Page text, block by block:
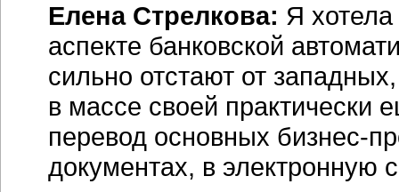
Елена Стрелкова: Я
аспекте банковской
сильно отстают от
в массе своей
перевод основных бизнес-
документах, в электронную